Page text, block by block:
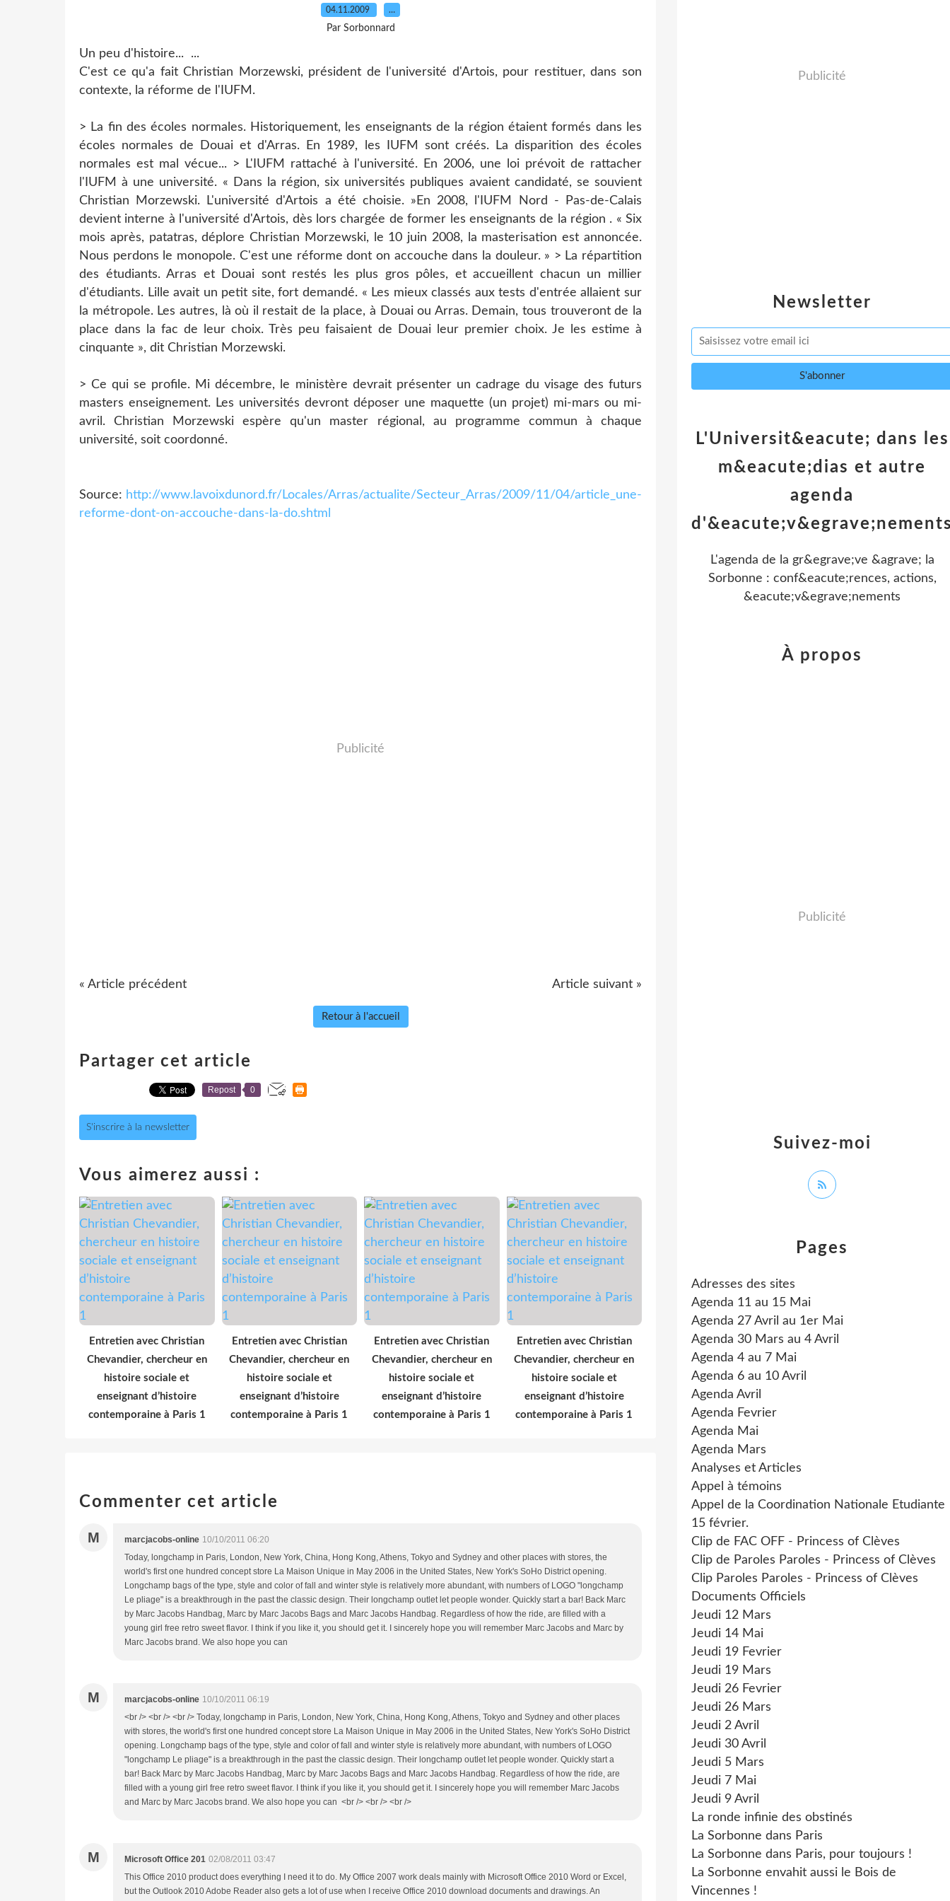
04.11.2009 …
Par Sorbonnard
Un peu d'histoire...
...
C'est ce qu'a fait Christian Morzewski, président de l'université d'Artois, pour restituer, dans son
contexte, la réforme de l'IUFM.
> La fin des écoles normales. Historiquement, les enseignants de la région étaient formés dans les
écoles normales de Douai et d'Arras. En 1989, les IUFM sont créés. La disparition des écoles
normales est mal vécue... > L'IUFM rattaché à l'université. En 2006, une loi prévoit de rattacher
l'IUFM à une université. « Dans la région, six universités publiques avaient candidaté, se souvient
Christian Morzewski. L'université d'Artois a été choisie. »En 2008, l'IUFM Nord - Pas-de-Calais
devient interne à l'université d'Artois, dès lors chargée de former les enseignants de la région . « Six
mois après, patatras, déplore Christian Morzewski, le 10 juin 2008, la masterisation est annoncée.
Nous perdons le monopole. C'est une réforme dont on accouche dans la douleur. » > La répartition
des étudiants. Arras et Douai sont restés les plus gros pôles, et accueillent chacun un millier
d'étudiants. Lille avait un petit site, fort demandé. « Les mieux classés aux tests d'entrée allaient sur
la métropole. Les autres, là où il restait de la place, à Douai ou Arras. Demain, tous trouveront de la
place dans la fac de leur choix. Très peu faisaient de Douai leur premier choix. Je les estime à
cinquante », dit Christian Morzewski.
> Ce qui se profile. Mi décembre, le ministère devrait présenter un cadrage du visage des futurs
masters enseignement. Les universités devront déposer une maquette (un projet) mi-mars ou mi-
avril. Christian Morzewski espère qu'un master régional, au programme commun à chaque
université, soit coordonné.
Source: http://www.lavoixdunord.fr/Locales/Arras/actualite/Secteur_Arras/2009/11/04/article_une-
reforme-dont-on-accouche-dans-la-do.shtml
Publicité
« Article précédent Article suivant »
Retour à l'accueil
Partager cet article
Repost 0
S'inscrire à la newsletter
Vous aimerez aussi :
Entretien avec Christian
Chevandier, chercheur en
histoire sociale et
enseignant d’histoire
contemporaine à Paris 1
Entretien avec Christian
Chevandier, chercheur en
histoire sociale et
enseignant d’histoire
contemporaine à Paris 1
Entretien avec Christian
Chevandier, chercheur en
histoire sociale et
enseignant d’histoire
contemporaine à Paris 1
Entretien avec Christian
Chevandier, chercheur en
histoire sociale et
enseignant d’histoire
contemporaine à Paris 1
Commenter cet article
M marcjacobs-online 10/10/2011 06:20
Today, longchamp in Paris, London, New York, China, Hong Kong, Athens, Tokyo and Sydney and other places with stores, the
world's first one hundred concept store La Maison Unique in May 2006 in the United States, New York's SoHo District opening.
Longchamp bags of the type, style and color of fall and winter style is relatively more abundant, with numbers of LOGO "longchamp
Le pliage" is a breakthrough in the past the classic design. Their longchamp outlet let people wonder. Quickly start a bar! Back Marc
by Marc Jacobs Handbag, Marc by Marc Jacobs Bags and Marc Jacobs Handbag. Regardless of how the ride, are filled with a
young girl free retro sweet flavor. I think if you like it, you should get it. I sincerely hope you will remember Marc Jacobs and Marc by
Marc Jacobs brand. We also hope you can
M marcjacobs-online 10/10/2011 06:19
<br /> <br /> <br /> Today, longchamp in Paris, London, New York, China, Hong Kong, Athens, Tokyo and Sydney and other places
with stores, the world's first one hundred concept store La Maison Unique in May 2006 in the United States, New York's SoHo District
opening. Longchamp bags of the type, style and color of fall and winter style is relatively more abundant, with numbers of LOGO
"longchamp Le pliage" is a breakthrough in the past the classic design. Their longchamp outlet let people wonder. Quickly start a
bar! Back Marc by Marc Jacobs Handbag, Marc by Marc Jacobs Bags and Marc Jacobs Handbag. Regardless of how the ride, are
filled with a young girl free retro sweet flavor. I think if you like it, you should get it. I sincerely hope you will remember Marc Jacobs
and Marc by Marc Jacobs brand. We also hope you can <br /> <br /> <br />
M Microsoft Office 201 02/08/2011 03:47
This Office 2010 product does everything I need it to do. My Office 2007 work deals mainly with Microsoft Office 2010 Word or Excel,
but the Outlook 2010 Adobe Reader also gets a lot of use when I receive Office 2010 download documents and drawings. An
Newsletter
Publicité
Pages
Adresses des sites
Agenda 11 au 15 Mai
Agenda 27 Avril au 1er Mai
Agenda 30 Mars au 4 Avril
Agenda 4 au 7 Mai
Agenda 6 au 10 Avril
Agenda Avril
Agenda Fevrier
Agenda Mai
Agenda Mars
Analyses et Articles
Appel à témoins
Appel de la Coordination Nationale Etudiante
15 février.
Clip de FAC OFF - Princess of Clèves
Clip de Paroles Paroles - Princess of Clèves
Clip Paroles Paroles - Princess of Clèves
Documents Officiels
Jeudi 12 Mars
Jeudi 14 Mai
Jeudi 19 Fevrier
Jeudi 19 Mars
Jeudi 26 Fevrier
Jeudi 26 Mars
Jeudi 2 Avril
Jeudi 30 Avril
Jeudi 5 Mars
Jeudi 7 Mai
Jeudi 9 Avril
La ronde infinie des obstinés
La Sorbonne dans Paris
La Sorbonne dans Paris, pour toujours !
La Sorbonne envahit aussi le Bois de
Vincennes !
L'Universit&eacute; dans les
m&eacute;dias et autre
agenda
L'agenda de la gr&egrave;ve &agrave; la
Sorbonne : conf&eacute;rences, actions,
&eacute;v&egrave;nements
Suivez-moi
À propos
Publicité